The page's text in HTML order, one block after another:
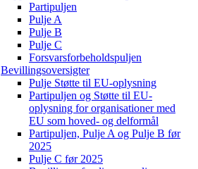
Partipuljen
Pulje A
Pulje B
Pulje C
Forsvarsforbeholdspuljen
Bevillingsoversigter
Pulje Støtte til EU-oplysning
Partipuljen og Støtte til EU-
oplysning for organisationer med
EU som hoved- og delformål
Partipuljen, Pulje A og Pulje B før
2025
Pulje C før 2025